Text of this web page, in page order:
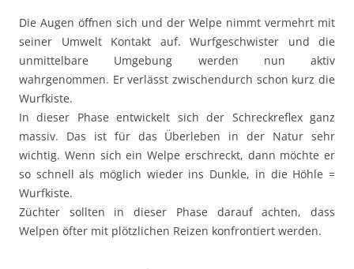
Die Augen öffnen sich und der Welpe nimmt vermehrt mit
seiner Umwelt Kontakt auf. Wurfgeschwister und die
unmittelbare Umgebung werden nun aktiv
wahrgenommen. Er verlässt zwischendurch schon kurz die
Wurfkiste.
In dieser Phase entwickelt sich der Schreckreflex ganz
massiv. Das ist für das Überleben in der Natur sehr
wichtig. Wenn sich ein Welpe erschreckt, dann möchte er
so schnell als möglich wieder ins Dunkle, in die Höhle =
Wurfkiste.
Züchter sollten in dieser Phase darauf achten, dass
Welpen öfter mit plötzlichen Reizen konfrontiert werden.